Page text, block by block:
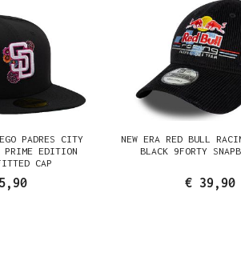
PADRES CITY
PRIME EDITION
CAP
NEW ERA RED BULL
BLACK 9FORTY
€ 39,90